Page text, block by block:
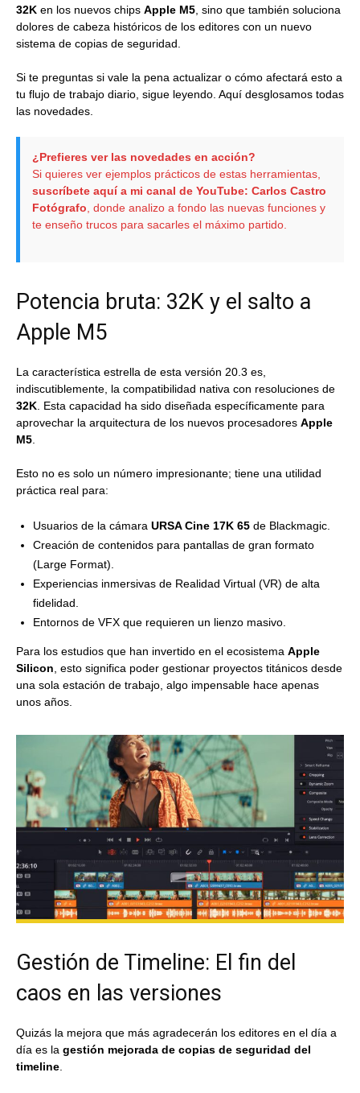
32K en los nuevos chips Apple M5 , sino que también soluciona
dolores de cabeza históricos de los editores con un nuevo
sistema de copias de seguridad.
Si te preguntas si vale la pena actualizar o cómo afectará esto a
tu flujo de trabajo diario, sigue leyendo. Aquí desglosamos todas
las novedades.
¿Prefieres ver las novedades en acción?
Si quieres ver ejemplos prácticos de estas herramientas,
suscríbete aquí a mi canal de YouTube: Carlos Castro
Fotógrafo , donde analizo a fondo las nuevas funciones y
te enseño trucos para sacarles el máximo partido.
Potencia bruta: 32K y el salto a
Apple M5
La característica estrella de esta versión 20.3 es,
indiscutiblemente, la compatibilidad nativa con resoluciones de
32K . Esta capacidad ha sido diseñada específicamente para
aprovechar la arquitectura de los nuevos procesadores Apple
M5
Esto no es solo un número impresionante; tiene una utilidad
práctica real para:
Usuarios de la cámara URSA Cine 17K 65 de Blackmagic.
Creación de contenidos para pantallas de gran formato
(Large Format).
Experiencias inmersivas de Realidad Virtual (VR) de alta
fidelidad.
Entornos de VFX que requieren un lienzo masivo.
Para los estudios que han invertido en el ecosistema Apple
Silicon , esto significa poder gestionar proyectos titánicos desde
una sola estación de trabajo, algo impensable hace apenas
unos años.
Gestión de Timeline: El fin del
caos en las versiones
Quizás la mejora que más agradecerán los editores en el día a
día es la gestión mejorada de copias de seguridad del
timeline.